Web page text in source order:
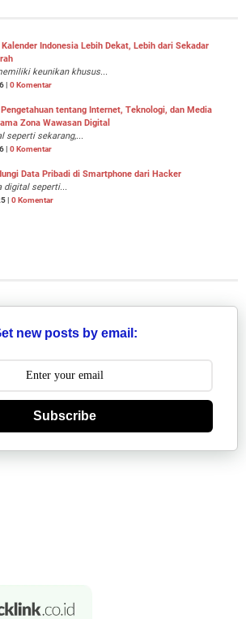
Indonesia Lebih Dekat, Lebih dari Sekadar
keunikan khusus...
| 0 Komentar
tentang Internet, Teknologi, dan Media
Zona Wawasan Digital
seperti sekarang,...
| 0 Komentar
Data Pribadi di Smartphone dari Hacker
digital seperti...
| 0 Komentar
new posts by email:
Subscribe